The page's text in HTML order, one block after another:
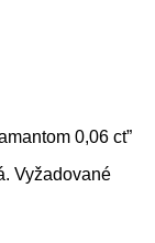
0,06 ct”
Vyžadované